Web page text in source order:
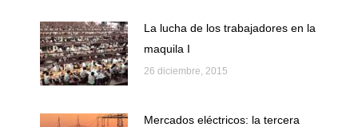
La lucha de los trabajadores en la
maquila I
26 diciembre, 2015
Mercados eléctricos: la tercera